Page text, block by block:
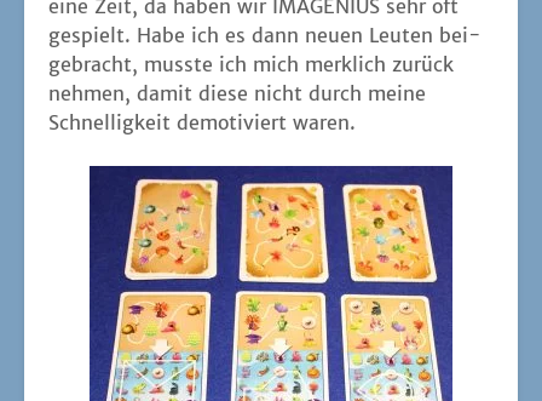
eine Zeit, da haben wir IMAGENIUS sehr oft
gespielt. Habe ich es dann neu­en Leu­ten bei­
gebracht, muss­te ich mich merk­lich zurück
neh­men, damit die­se nicht durch mei­ne
Schnel­lig­keit demo­ti­viert waren.